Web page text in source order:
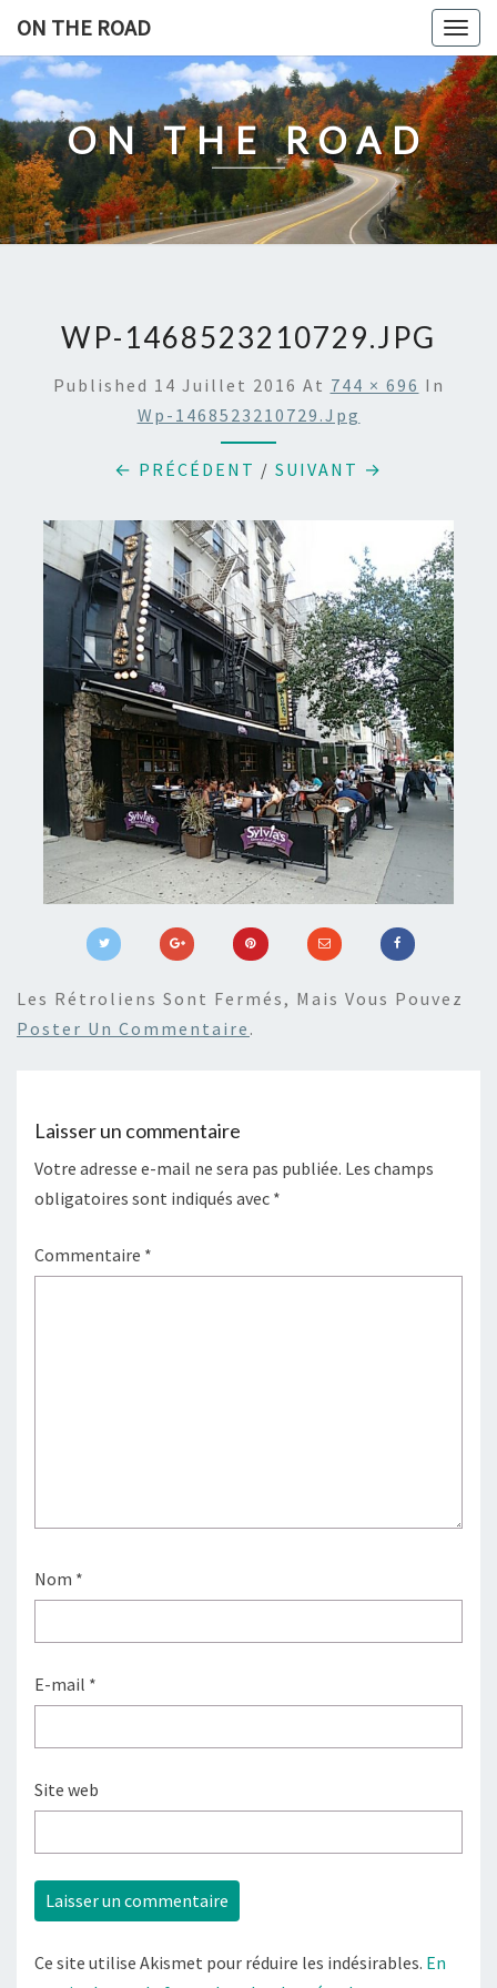
content
ON THE ROAD
ON THE ROAD
WP-1468523210729.JPG
Published 14 Juillet 2016 At 744 × 696 In
Wp-1468523210729.jpg
← PRÉCÉDENT / SUIVANT →
Les Rétroliens Sont Fermés, Mais Vous Pouvez
Poster Un Commentaire .
Laisser un commentaire
Votre adresse e-mail ne sera pas publiée. Les champs
obligatoires sont indiqués avec *
Commentaire *
Nom *
E-mail *
Site web
Ce site utilise Akismet pour réduire les indésirables. En